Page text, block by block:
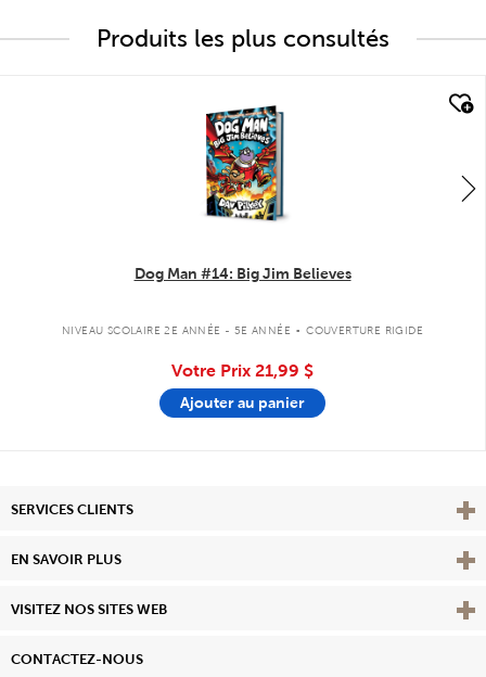
Produits les plus consultés
Dog Man #14: Big Jim Believes
NIVEAU SCOLAIRE 2E ANNÉE - 5E ANNÉE . COUVERTURE RIGIDE
Votre Prix 21,99 $
Ajouter au panier
SERVICES CLIENTS
EN SAVOIR PLUS View
VISITEZ NOS SITES WEB
CONTACTEZ-NOUS